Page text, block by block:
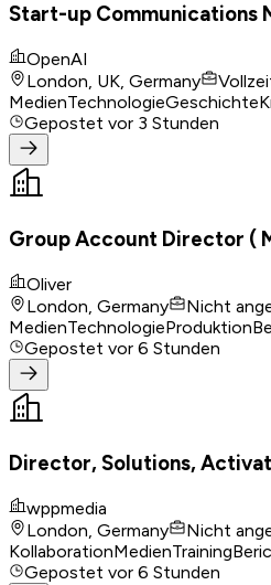
Start-up Communications
OpenAI
London, UK, Germany
MedienTechnologieGeschichte
Gepostet vor 3 Stunden
Group Account Director (
Oliver
London, Germany
Nicht
MedienTechnologieProduktion
Gepostet vor 6 Stunden
Director, Solutions,
wppmedia
London, Germany
Nicht
KollaborationMedienTraining
Gepostet vor 6 Stunden